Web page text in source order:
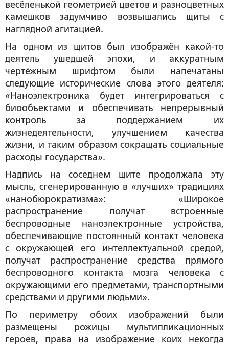
весёленькой геометрией цветов и разноцветных
камешков задумчиво возвышались щиты с
наглядной агитацией.
На одном из щитов был изображён какой-то
деятель ушедшей эпохи, и аккуратным
чертёжным шрифтом были напечатаны
следующие исторические слова этого деятеля:
«Наноэлектроника будет интегрироваться с
биообъектами и обеспечивать непрерывный
контроль за поддержанием их
жизнедеятельности, улучшением качества
жизни, и таким образом сокращать социальные
расходы государства».
Надпись на соседнем щите продолжала эту
мысль, сгенерированную в «лучших» традициях
«нанобюрократизма»: «Широкое
распространение получат встроенные
беспроводные наноэлектронные устройства,
обеспечивающие постоянный контакт человека
с окружающей его интеллектуальной средой,
получат распространение средства прямого
беспроводного контакта мозга человека с
окружающими его предметами, транспортными
средствами и другими людьми».
По периметру обоих изображений были
размещены рожицы мультипликационных
героев, права на изображение коих некогда